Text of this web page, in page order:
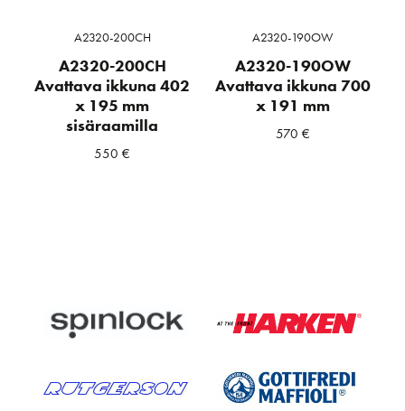
A2320-200CH
A2320-200CH
Avattava ikkuna 402
x 195 mm
sisäraamilla
550€
A2320-190OW
A2320-190OW
Avattava ikkuna 700
x 191 mm
570 €